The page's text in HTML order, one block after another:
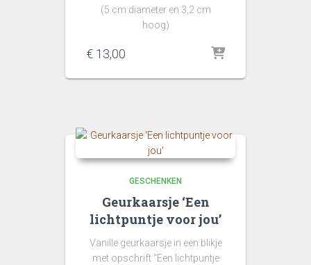
(5 cm diameter en 3,2 cm
hoog)
€ 13,00
GESCHENKEN
Geurkaarsje ‘Een
lichtpuntje voor jou’
Vanille geurkaarsje in een blikje
met opschrift “Een lichtpuntje